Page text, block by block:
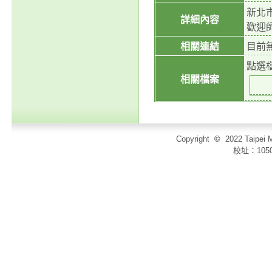
詳細內容
新北
歡迎
相關連結
目前
相關檔案
點選
Copyright © 2022 Taipei
校址：